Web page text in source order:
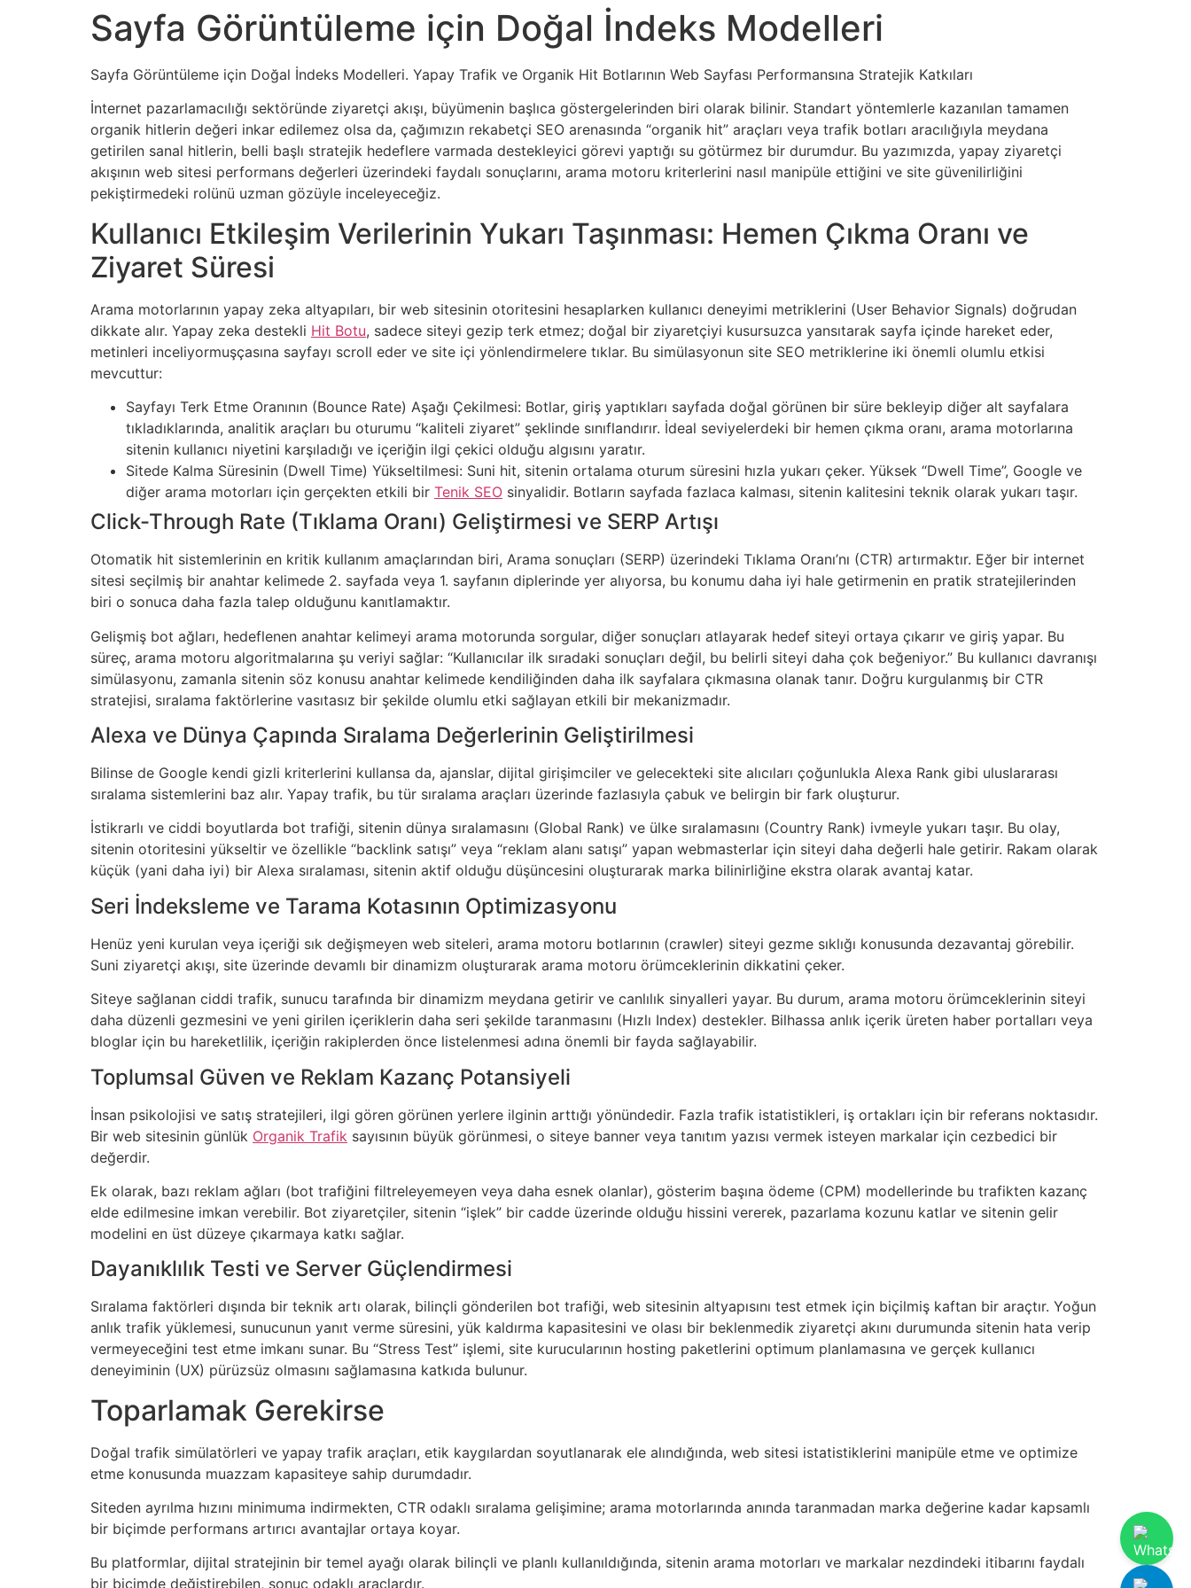
Sayfa Görüntüleme için Doğal İndeks Modelleri
Sayfa Görüntüleme için Doğal İndeks Modelleri. Yapay Trafik ve Organik Hit Botlarının Web Sayfası Performansına Stratejik Katkıları
İnternet pazarlamacılığı sektöründe ziyaretçi akışı, büyümenin başlıca göstergelerinden biri olarak bilinir. Standart yöntemlerle kazanılan tamamen
organik hitlerin değeri inkar edilemez olsa da, çağımızın rekabetçi SEO arenasında “organik hit” araçları veya trafik botları aracılığıyla meydana
getirilen sanal hitlerin, belli başlı stratejik hedeflere varmada destekleyici görevi yaptığı su götürmez bir durumdur. Bu yazımızda, yapay ziyaretçi
akışının web sitesi performans değerleri üzerindeki faydalı sonuçlarını, arama motoru kriterlerini nasıl manipüle ettiğini ve site güvenilirliğini
pekiştirmedeki rolünü uzman gözüyle inceleyeceğiz.
Kullanıcı Etkileşim Verilerinin Yukarı Taşınması: Hemen Çıkma Oranı ve
Ziyaret Süresi
Arama motorlarının yapay zeka altyapıları, bir web sitesinin otoritesini hesaplarken kullanıcı deneyimi metriklerini (User Behavior Signals) doğrudan
dikkate alır. Yapay zeka destekli Hit Botu, sadece siteyi gezip terk etmez; doğal bir ziyaretçiyi kusursuzca yansıtarak sayfa içinde hareket eder,
metinleri inceliyormuşçasına sayfayı scroll eder ve site içi yönlendirmelere tıklar. Bu simülasyonun site SEO metriklerine iki önemli olumlu etkisi
mevcuttur:
Sayfayı Terk Etme Oranının (Bounce Rate) Aşağı Çekilmesi: Botlar, giriş yaptıkları sayfada doğal görünen bir süre bekleyip diğer alt sayfalara
tıkladıklarında, analitik araçları bu oturumu “kaliteli ziyaret” şeklinde sınıflandırır. İdeal seviyelerdeki bir hemen çıkma oranı, arama motorlarına
sitenin kullanıcı niyetini karşıladığı ve içeriğin ilgi çekici olduğu algısını yaratır.
Sitede Kalma Süresinin (Dwell Time) Yükseltilmesi: Suni hit, sitenin ortalama oturum süresini hızla yukarı çeker. Yüksek “Dwell Time”, Google ve
diğer arama motorları için gerçekten etkili bir Tenik SEO sinyalidir. Botların sayfada fazlaca kalması, sitenin kalitesini teknik olarak yukarı taşır.
Click-Through Rate (Tıklama Oranı) Geliştirmesi ve SERP Artışı
Otomatik hit sistemlerinin en kritik kullanım amaçlarından biri, Arama sonuçları (SERP) üzerindeki Tıklama Oranı’nı (CTR) artırmaktır. Eğer bir internet
sitesi seçilmiş bir anahtar kelimede 2. sayfada veya 1. sayfanın diplerinde yer alıyorsa, bu konumu daha iyi hale getirmenin en pratik stratejilerinden
biri o sonuca daha fazla talep olduğunu kanıtlamaktır.
Gelişmiş bot ağları, hedeflenen anahtar kelimeyi arama motorunda sorgular, diğer sonuçları atlayarak hedef siteyi ortaya çıkarır ve giriş yapar. Bu
süreç, arama motoru algoritmalarına şu veriyi sağlar: “Kullanıcılar ilk sıradaki sonuçları değil, bu belirli siteyi daha çok beğeniyor.” Bu kullanıcı davranışı
simülasyonu, zamanla sitenin söz konusu anahtar kelimede kendiliğinden daha ilk sayfalara çıkmasına olanak tanır. Doğru kurgulanmış bir CTR
stratejisi, sıralama faktörlerine vasıtasız bir şekilde olumlu etki sağlayan etkili bir mekanizmadır.
Alexa ve Dünya Çapında Sıralama Değerlerinin Geliştirilmesi
Bilinse de Google kendi gizli kriterlerini kullansa da, ajanslar, dijital girişimciler ve gelecekteki site alıcıları çoğunlukla Alexa Rank gibi uluslararası
sıralama sistemlerini baz alır. Yapay trafik, bu tür sıralama araçları üzerinde fazlasıyla çabuk ve belirgin bir fark oluşturur.
İstikrarlı ve ciddi boyutlarda bot trafiği, sitenin dünya sıralamasını (Global Rank) ve ülke sıralamasını (Country Rank) ivmeyle yukarı taşır. Bu olay,
sitenin otoritesini yükseltir ve özellikle “backlink satışı” veya “reklam alanı satışı” yapan webmasterlar için siteyi daha değerli hale getirir. Rakam olarak
küçük (yani daha iyi) bir Alexa sıralaması, sitenin aktif olduğu düşüncesini oluşturarak marka bilinirliğine ekstra olarak avantaj katar.
Seri İndeksleme ve Tarama Kotasının Optimizasyonu
Henüz yeni kurulan veya içeriği sık değişmeyen web siteleri, arama motoru botlarının (crawler) siteyi gezme sıklığı konusunda dezavantaj görebilir.
Suni ziyaretçi akışı, site üzerinde devamlı bir dinamizm oluşturarak arama motoru örümceklerinin dikkatini çeker.
Siteye sağlanan ciddi trafik, sunucu tarafında bir dinamizm meydana getirir ve canlılık sinyalleri yayar. Bu durum, arama motoru örümceklerinin siteyi
daha düzenli gezmesini ve yeni girilen içeriklerin daha seri şekilde taranmasını (Hızlı Index) destekler. Bilhassa anlık içerik üreten haber portalları veya
bloglar için bu hareketlilik, içeriğin rakiplerden önce listelenmesi adına önemli bir fayda sağlayabilir.
Toplumsal Güven ve Reklam Kazanç Potansiyeli
İnsan psikolojisi ve satış stratejileri, ilgi gören görünen yerlere ilginin arttığı yönündedir. Fazla trafik istatistikleri, iş ortakları için bir referans noktasıdır.
Bir web sitesinin günlük Organik Trafik sayısının büyük görünmesi, o siteye banner veya tanıtım yazısı vermek isteyen markalar için cezbedici bir
değerdir.
Ek olarak, bazı reklam ağları (bot trafiğini filtreleyemeyen veya daha esnek olanlar), gösterim başına ödeme (CPM) modellerinde bu trafikten kazanç
elde edilmesine imkan verebilir. Bot ziyaretçiler, sitenin “işlek” bir cadde üzerinde olduğu hissini vererek, pazarlama kozunu katlar ve sitenin gelir
modelini en üst düzeye çıkarmaya katkı sağlar.
Dayanıklılık Testi ve Server Güçlendirmesi
Sıralama faktörleri dışında bir teknik artı olarak, bilinçli gönderilen bot trafiği, web sitesinin altyapısını test etmek için biçilmiş kaftan bir araçtır. Yoğun
anlık trafik yüklemesi, sunucunun yanıt verme süresini, yük kaldırma kapasitesini ve olası bir beklenmedik ziyaretçi akını durumunda sitenin hata verip
vermeyeceğini test etme imkanı sunar. Bu “Stress Test” işlemi, site kurucularının hosting paketlerini optimum planlamasına ve gerçek kullanıcı
deneyiminin (UX) pürüzsüz olmasını sağlamasına katkıda bulunur.
Toparlamak Gerekirse
Doğal trafik simülatörleri ve yapay trafik araçları, etik kaygılardan soyutlanarak ele alındığında, web sitesi istatistiklerini manipüle etme ve optimize
etme konusunda muazzam kapasiteye sahip durumdadır.
Siteden ayrılma hızını minimuma indirmekten, CTR odaklı sıralama gelişimine; arama motorlarında anında taranmadan marka değerine kadar kapsamlı
bir biçimde performans artırıcı avantajlar ortaya koyar.
Bu platformlar, dijital stratejinin bir temel ayağı olarak bilinçli ve planlı kullanıldığında, sitenin arama motorları ve markalar nezdindeki itibarını faydalı
bir biçimde değiştirebilen, sonuç odaklı araçlardır.